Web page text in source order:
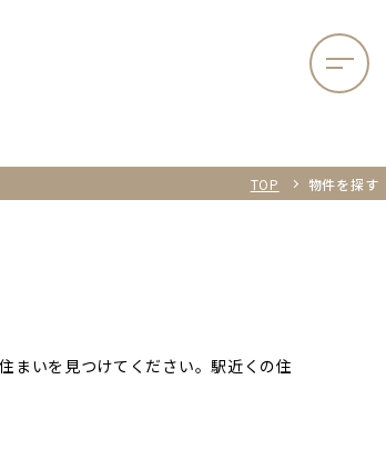
TOP 物件を探す
まいを見つけてください。駅近くの住